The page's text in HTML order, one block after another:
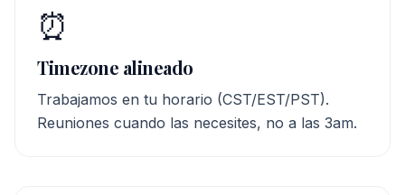
⏰
Timezone alineado
Trabajamos en tu horario (CST/EST/PST).
Reuniones cuando las necesites, no a las 3am.